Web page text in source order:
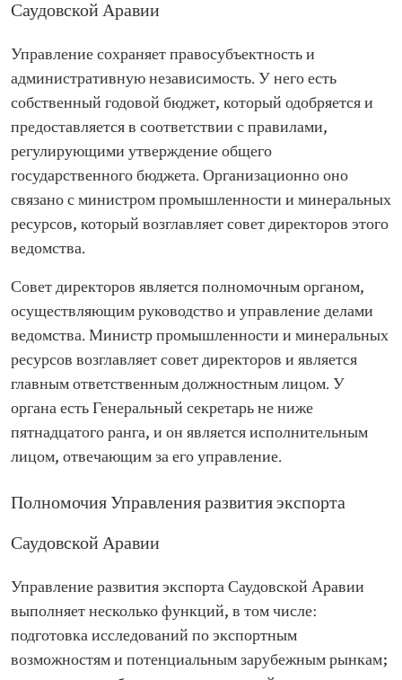
Саудовской Аравии
Управление сохраняет правосубъектность и
административную независимость. У него есть
собственный годовой бюджет, который одобряется и
предоставляется в соответствии с правилами,
регулирующими утверждение общего
государственного бюджета. Организационно оно
связано с министром промышленности и минеральных
ресурсов, который возглавляет совет директоров этого
ведомства.
Совет директоров является полномочным органом,
осуществляющим руководство и управление делами
ведомства. Министр промышленности и минеральных
ресурсов возглавляет совет директоров и является
главным ответственным должностным лицом. У
органа есть Генеральный секретарь не ниже
пятнадцатого ранга, и он является исполнительным
лицом, отвечающим за его управление.
Полномочия Управления развития экспорта
Саудовской Аравии
Управление развития экспорта Саудовской Аравии
выполняет несколько функций, в том числе:
подготовка исследований по экспортным
возможностям и потенциальным зарубежным рынкам;